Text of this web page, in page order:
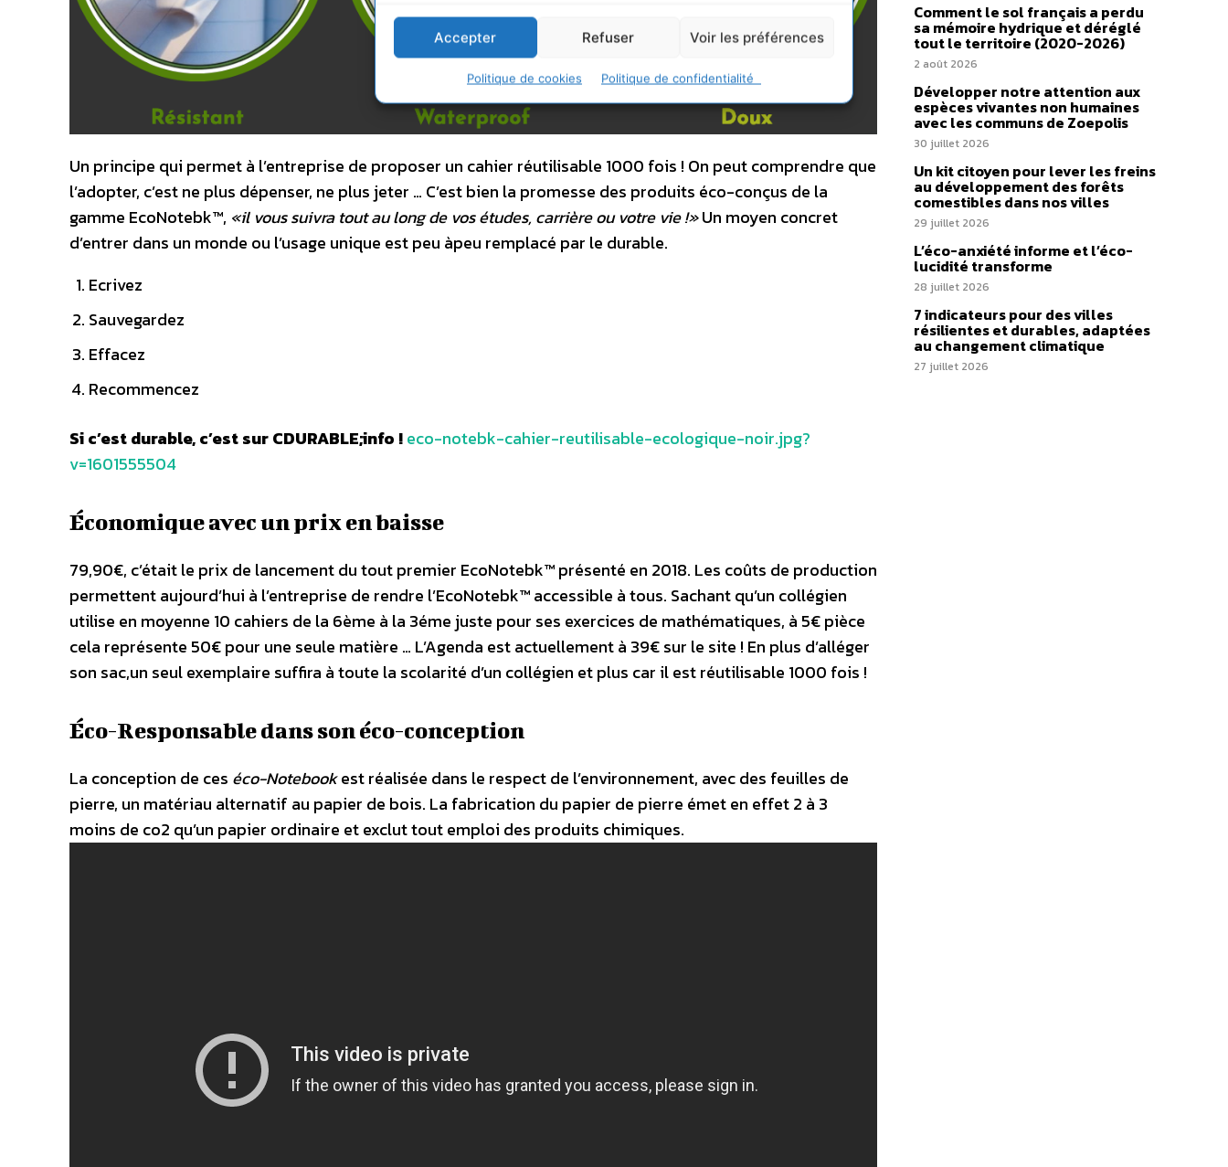
Accepter Refuser Voir les préférences
Politique de cookies Politique de confidentialité
Un principe qui permet à l’entreprise de proposer un cahier réutilisable 1000 fois ! On peut comprendre que
l’adopter, c’est ne plus dépenser, ne plus jeter … C’est bien la promesse des produits éco-conçus de la
gamme EcoNotebk™, «il vous suivra tout au long de vos études, carrière ou votre vie !»Un moyen concret
d’entrer dans un monde ou l’usage unique est peu àpeu remplacé par le durable.
Ecrivez
Sauvegardez
Effacez
Recommencez
Si c’est durable, c’est sur CDURABLE;info !eco-notebk-cahier-reutilisable-ecologique-noir.jpg?
v=1601555504
Économique avec un prix en baisse
79,90€, c’était le prix de lancement du tout premier EcoNotebk™ présenté en 2018. Les coûts de production
permettent aujourd’hui à l’entreprise de rendre l’EcoNotebk™ accessible à tous. Sachant qu’un collégien
utilise en moyenne 10 cahiers de la 6ème à la 3éme juste pour ses exercices de mathématiques, à 5€ pièce
cela représente 50€ pour une seule matière … L’Agenda est actuellement à 39€ sur le site ! En plus d’alléger
son sac,un seul exemplaire suffira à toute la scolarité d’un collégien et plus car il est réutilisable 1000 fois !
Éco-Responsable dans son éco-conception
La conception de ces éco-Notebookest réalisée dans le respect de l’environnement, avec des feuilles de
pierre, un matériau alternatif au papier de bois. La fabrication du papier de pierre émet en effet 2 à 3
moins de co2 qu’un papier ordinaire et exclut tout emploi des produits chimiques.
Comment le sol français a perdu
sa mémoire hydrique et déréglé
tout le territoire (2020-2026)
2 août 2026
Développer notre attention aux
espèces vivantes non humaines
avec les communs de Zoepolis
30 juillet 2026
Un kit citoyen pour lever les freins
au développement des forêts
comestibles dans nos villes
29 juillet 2026
L’éco-anxiété informe et l’éco-
lucidité transforme
28 juillet 2026
7 indicateurs pour des villes
résilientes et durables, adaptées
au changement climatique
27 juillet 2026